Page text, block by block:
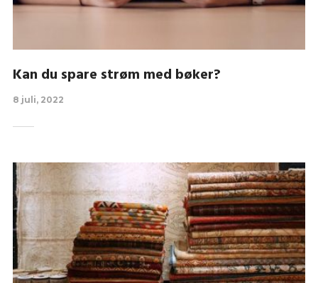
Kan du spare strøm med bøker?
8 juli, 2022